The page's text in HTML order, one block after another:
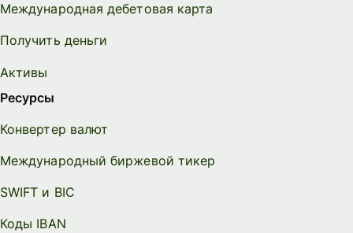
Международная дебетовая карта
Получить деньги
Активы
Ресурсы
Конвертер валют
Международный биржевой тикер
SWIFT и BIC
Коды IBAN